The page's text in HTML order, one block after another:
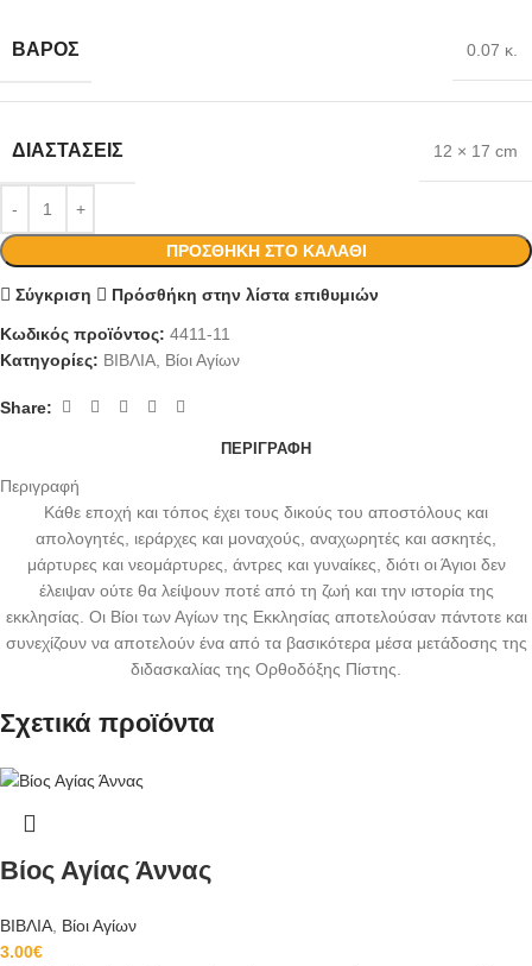
ΒΆΡΟΣ 0.07 κ.
ΔΙΑΣΤΆΣΕΙΣ 12 × 17 cm
ΠΡΟΣΘΉΚΗ ΣΤΟ ΚΑΛΆΘΙ
Σύγκριση Πρόσθήκη στην λίστα επιθυμιών
Κωδικός προϊόντος: 4411-11
Κατηγορίες: ΒΙΒΛΙΑ, Βίοι Αγίων
Share:
ΠΕΡΙΓΡΑΦΉ
Περιγραφή
Κάθε εποχή και τόπος έχει τους δικούς του αποστόλους και
απολογητές, ιεράρχες και μοναχούς, αναχωρητές και ασκητές,
μάρτυρες και νεομάρτυρες, άντρες και γυναίκες, διότι οι Άγιοι δεν
έλειψαν ούτε θα λείψουν ποτέ από τη ζωή και την ιστορία της
εκκλησίας. Οι Βίοι των Αγίων της Εκκλησίας αποτελούσαν πάντοτε και
συνεχίζουν να αποτελούν ένα από τα βασικότερα μέσα μετάδοσης της
διδασκαλίας της Ορθοδόξης Πίστης.
Σχετικά προϊόντα
Βίος Αγίας Άννας
ΒΙΒΛΙΑ Βίοι Αγίων
3.00€